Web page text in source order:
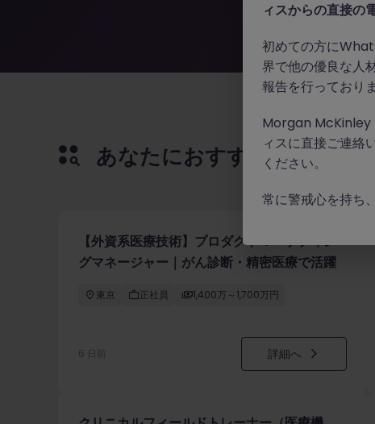
あなたにおすすめの求人
【外資系医療技術】プロダクトマーケティン
グマネージャー｜がん診断・精密医療で活躍
東京 正社員 1,400万～1,700万円
6 日前 詳細へ
ィスからの直接の
初めての方に
界で他の優良な人
報告を行っておりま
Morgan McKinley
ィスに直接ご連絡
ください。
常に警戒心を持ち